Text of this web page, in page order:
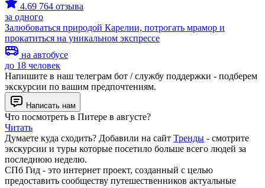
4.69 764 отзыва
за одного
Залюбоваться природой Карелии, потрогать мрамор и
прокатиться на уникальном экспрессе
на автобусе
до 18 человек
Напишите в наш телеграм бот / службу поддержки - подберем
экскурсии по вашим предпочтениям.
Написать нам
Что посмотреть в Питере в августе?
Читать
Думаете куда сходить? Добавили на сайт Тренды - смотрите
экскурсии и туры которые посетило больше всего людей за
последнюю неделю.
СПб Гид - это интернет проект, созданный с целью
предоставить сообществу путешественников актуальные